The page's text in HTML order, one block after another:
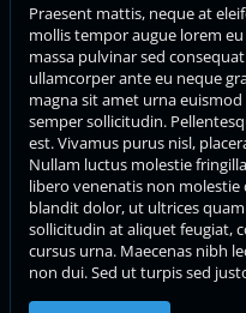
Praesent mattis, neque at
mollis tempor augue lorem
massa pulvinar sed
ullamcorper ante eu neque
magna sit amet urna
semper sollicitudin.
est. Vivamus purus nisl,
Nullam luctus molestie
libero venenatis non
blandit dolor, ut ultrices quam
sollicitudin at aliquet feugiat,
cursus urna. Maecenas nibh
non dui. Sed ut turpis sed